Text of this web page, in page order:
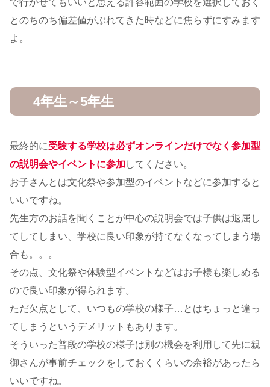
で行かせてもいいと思える許容範囲の学校を選択しておく
とのちのち偏差値がぶれてきた時などに焦らずにすみます
よ。
4年生～5年生
最終的に受験する学校は必ずオンラインだけでなく参加型
の説明会やイベントに参加 してください。
お子さんとは文化祭や参加型のイベントなどに参加すると
いいですね。
先生方のお話を聞くことが中心の説明会では子供は退屈し
てしてしまい、学校に良い印象が持てなくなってしまう場
合も。。。
その点、文化祭や体験型イベントなどはお子様も楽しめる
ので良い印象が得られます。
ただ欠点として、いつもの学校の様子…とはちょっと違っ
てしまうというデメリットもあります。
そういった普段の学校の様子は別の機会を利用して先に親
御さんが事前チェックをしておくくらいの余裕があったら
いいですね。